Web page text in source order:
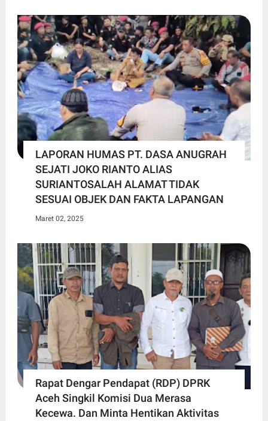
LAPORAN HUMAS PT. DASA ANUGRAH
SEJATI JOKO RIANTO ALIAS
SURIANTOSALAH ALAMAT TIDAK
SESUAI OBJEK DAN FAKTA LAPANGAN
Maret 02, 2025
Rapat Dengar Pendapat (RDP) DPRK
Aceh Singkil Komisi Dua Merasa
Kecewa. Dan Minta Hentikan Aktivitas